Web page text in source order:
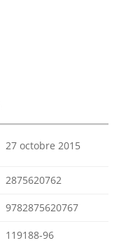
27 octobre 2015
2875620762
9782875620767
119188-96